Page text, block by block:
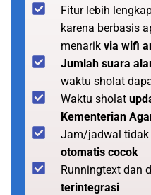
Fitur lebih
karena berbasis
menarik via wifi
Jumlah suara
waktu sholat
Waktu sholat
Kementerian
Jam/jadwal tidak
otomatis cocok
Runningtext dan
terintegrasi